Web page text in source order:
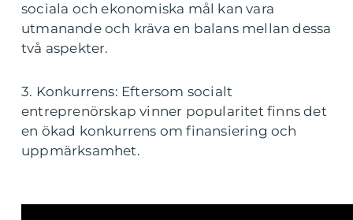
sociala och ekonomiska mål kan vara
utmanande och kräva en balans mellan dessa
två aspekter.
3. Konkurrens: Eftersom socialt
entreprenörskap vinner popularitet finns det
en ökad konkurrens om finansiering och
uppmärksamhet.